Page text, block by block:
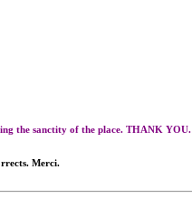
the sanctity of the place. THANK YOU.
Merci.